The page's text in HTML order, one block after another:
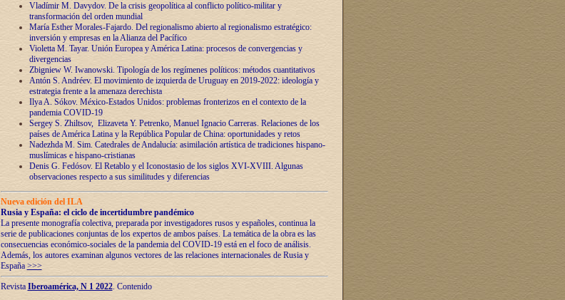
Vladímir M. Davydov. De la crisis geopolítica al conflicto político-militar y
transformación del orden mundial
María Esther Morales-Fajardo. Del regionalismo abierto al regionalismo estratégico:
inversión y empresas en la Alianza del Pacífico
Violetta M. Tayar. Unión Europea y América Latina: procesos de convergencias y
divergencias
Zbigniew W. Iwanowski. Tipología de los regímenes políticos: métodos cuantitativos
Antón S. Andréev. El movimiento de izquierda de Uruguay en 2019-2022: ideología y
estrategia frente a la amenaza derechista
Ilya A. Sókov. México-Estados Unidos: problemas fronterizos en el contexto de la
pandemia COVID-19
Sergey S. Zhiltsov, Elizaveta Y. Petrenko, Manuel Ignacio Carreras. Relaciones de los
países de América Latina y la República Popular de China: oportunidades y retos
Nadezhda M. Sim. Catedrales de Andalucía: asimilación artística de tradiciones hispano-
muslímicas e hispano-cristianas
Denis G. Fedósov. El Retablo y el Iconostasio de los siglos XVI-XVIII. Algunas
observaciones respecto a sus similitudes y diferencias
Nueva edición del ILA
Rusia y España: el ciclo de incertidumbre pandémico
La presente monografía colectiva, preparada por investigadores rusos y españoles, continua la
serie de publicaciones conjuntas de los expertos de ambos países. La temática de la obra es las
consecuencias económico-sociales de la pandemia del COVID-19 está en el foco de análisis.
Además, los autores examinan algunos vectores de las relaciones internacionales de Rusia y
España >>>
Revista Iberoamérica, N 1 2022. Contenido